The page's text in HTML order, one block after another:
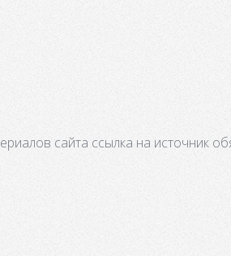
сайта ссылка на источник